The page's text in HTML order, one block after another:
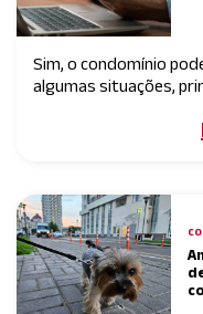
Sim, o condomínio
algumas situações,